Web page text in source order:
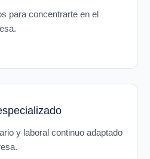
para concentrarte en el
y laboral continuo adaptado